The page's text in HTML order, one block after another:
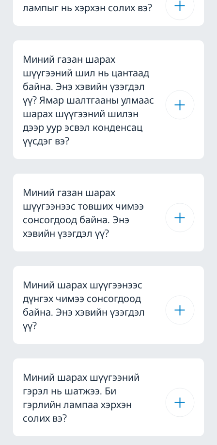
лампыг нь хэрхэн солих вэ?
Миний газан шарах
шүүгээний шил нь цантаад
байна. Энэ хэвийн үзэгдэл
үү? Ямар шалтгааны улмаас
шарах шүүгээний шилэн
дээр уур эсвэл конденсац
үүсдэг вэ?
Миний газан шарах
шүүгээнээс товших чимээ
сонсогдоод байна. Энэ
хэвийн үзэгдэл үү?
Миний шарах шүүгээнээс
дүнгэх чимээ сонсогдоод
байна. Энэ хэвийн үзэгдэл
үү?
Миний шарах шүүгээний
гэрэл нь шатжээ. Би
гэрлийн лампаа хэрхэн
солих вэ?